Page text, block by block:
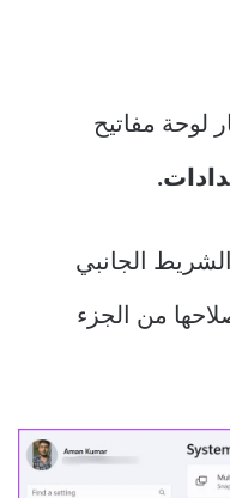
لوحة مفاتيح
الجانبي
من الجزء